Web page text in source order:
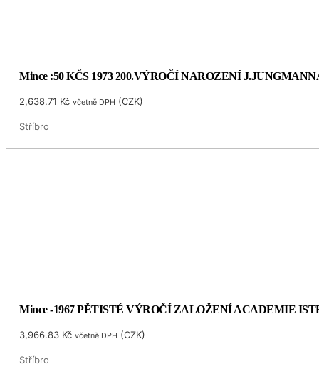
Mince :50 KČS 1973 200.VÝROČÍ NAROZENÍ
2,638.71 Kč včetně DPH (CZK)
Stříbro
Mince -1967 PĚTISTÉ VÝROČÍ ZALOŽENÍ ACADEMIE
3,966.83 Kč včetně DPH (CZK)
Stříbro